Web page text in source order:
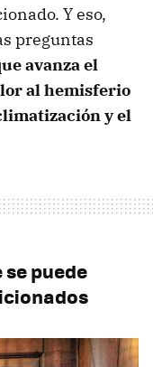
Y eso,
preguntas
avanza el
al hemisferio
y el
puede